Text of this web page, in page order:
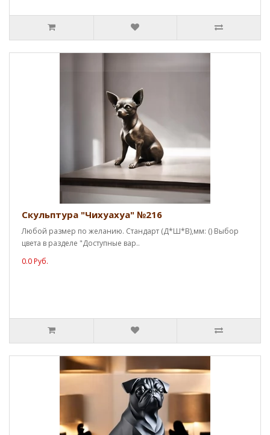
Скульптура "Чихуахуа" №216
Любой размер по желанию. Стандарт (Д*Ш*В),мм: () Выбор
цвета в разделе "Доступные вар..
0.0 Руб.